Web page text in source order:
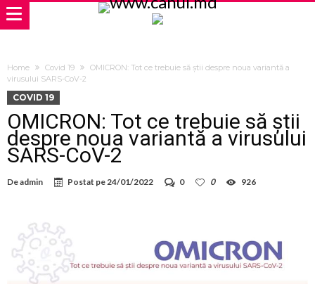
Home Covid 19
OMICRON: Tot ce trebuie să știi despre noua variantă a
virusului SARS-CoV-2
COVID 19
OMICRON: Tot ce trebuie să știi
despre noua variantă a virusului
SARS-CoV-2
Deadmin Postat pe24/01/2022 0 0 926